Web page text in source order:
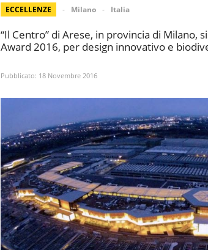
ECCELLENZE Milano Italia
“Il Centro” di Arese, in provincia di Milano,
Award 2016, per design innovativo e
Pubblicato: 18 Novembre 2016